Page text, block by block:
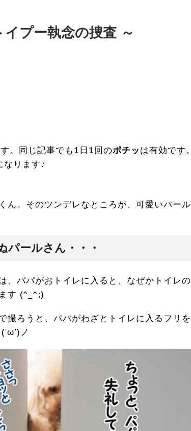
プー執念の捜査 ～
。同じ記事でも1日1回のポチッは有効です。
なります♪
ん。そのツンデレなところが、可愛いパール
パールさん・・・
パパがおトイレに入ると、なぜかトイレの
す (^_^;)
撮ろうと、パパがわざとトイレに入るフリを
('ω')ノ